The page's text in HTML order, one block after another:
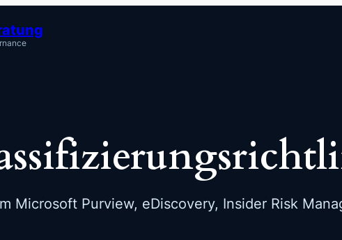
Microsoft Purview, eDiscovery, Insider Risk